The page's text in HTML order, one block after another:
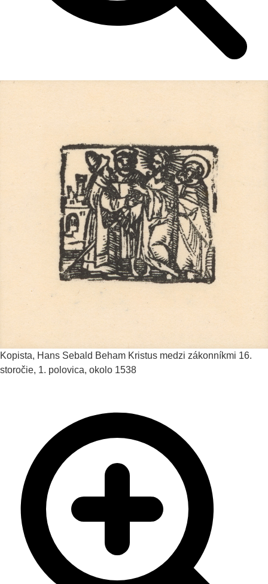
Kopista, Hans Sebald Beham Kristus medzi zákonníkmi 16.
storočie, 1. polovica, okolo 1538